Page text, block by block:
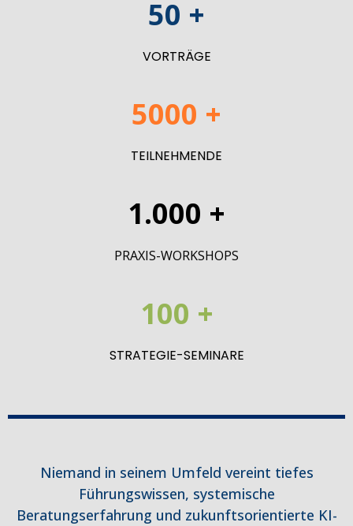
50 +
VORTRÄGE
5000 +
TEILNEHMENDE
1.000 +
PRAXIS-WORKSHOPS
100 +
STRATEGIE-SEMINARE
Niemand in seinem Umfeld vereint tiefes
Führungswissen, systemische
Beratungserfahrung und zukunftsorientierte KI-